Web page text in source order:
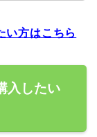
い方はこちら
入したい